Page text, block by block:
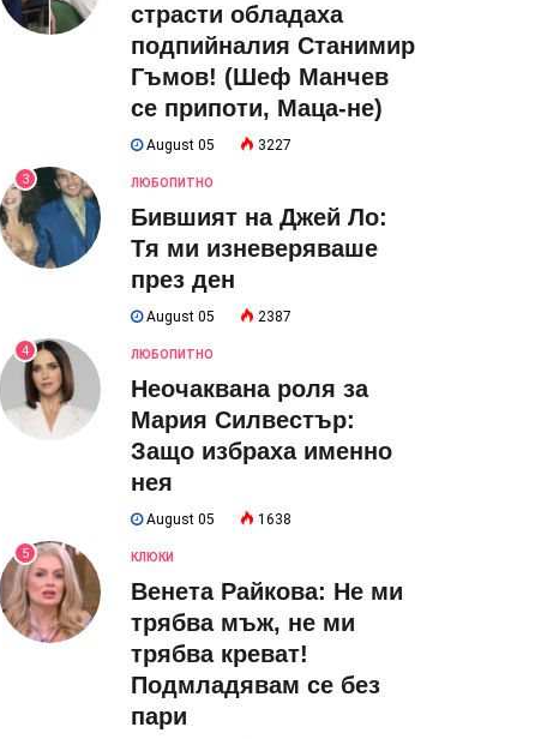
страсти обладаха
подпийналия Станимир
Гъмов! (Шеф Манчев
се припоти, Маца-не)
August 05 3227
3 ЛЮБОПИТНО
Бившият на Джей Ло:
Тя ми изневеряваше
през ден
August 05 2387
4 ЛЮБОПИТНО
Неочаквана роля за
Мария Силвестър:
Защо избраха именно
нея
August 05 1638
5 КЛЮКИ
Венета Райкова: Не ми
трябва мъж, не ми
трябва креват!
Подмладявам се без
пари